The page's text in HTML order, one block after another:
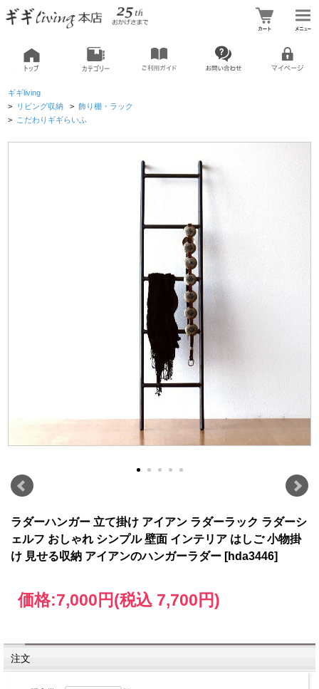
ギギliving
> リビング収納 > 飾り棚・ラック
> こだわりギギらいふ
ラダーハンガー 立て掛け アイアン ラダーラック ラダーシ
ェルフ おしゃれ シンプル 壁面 インテリア はしご 小物掛
け 見せる収納 アイアンのハンガーラダー [hda3446]
価格:7,000円(税込 7,700円)
注文